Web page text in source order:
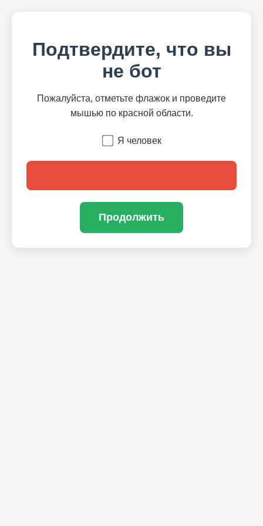
Подтвердите, что вы
не бот
Пожалуйста, отметьте флажок и проведите
мышью по красной области.
Я человек
Продолжить